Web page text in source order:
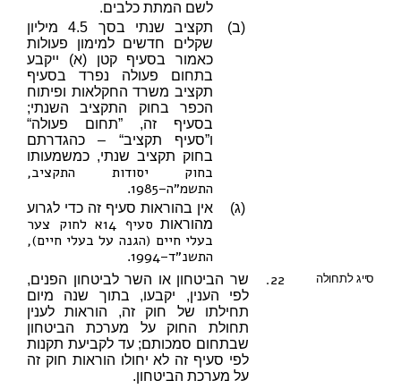
לשם המתת כלבים.
(ב)
תקציב שנתי בסך 4.5 מיליון
שקלים חדשים למימון פעולות
כאמור בסעיף קטן (א) ייקבע
בתחום פעולה נפרד בסעיף
תקציב משרד החקלאות ופיתוח
הכפר בחוק התקציב השנתי;
בסעיף זה, ”תחום פעולה“
ו”סעיף תקציב“ – כהגדרתם
בחוק תקציב שנתי, כמשמעותו
בחוק יסודות התקציב,
התשמ״ה–1985
.
(ג)
אין בהוראות סעיף זה כדי לגרוע
מהוראות
סעיף 14א לחוק צער
בעלי חיים (הגנה על בעלי חיים),
התשנ״ד–1994
.
22. סייג לתחולה
שר הביטחון או השר לביטחון הפנים,
לפי הענין, יקבעו, בתוך שנה מיום
תחילתו של חוק זה, הוראות לענין
תחולת החוק על מערכת הביטחון
שבתחום סמכותם; עד לקביעת תקנות
לפי סעיף זה לא יחולו הוראות חוק זה
על מערכת הביטחון.